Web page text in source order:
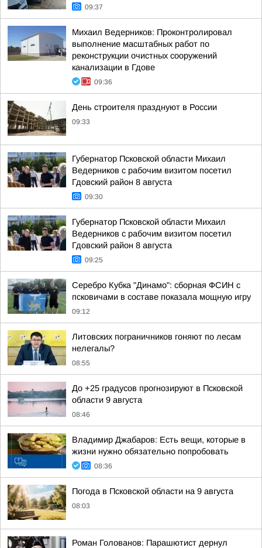
09:37
Михаил Ведерников: Проконтролировал
выполнение масштабных работ по
реконструкции очистных сооружений
канализации в Гдове
09:36
День строителя празднуют в России
09:33
Губернатор Псковской области Михаил
Ведерников с рабочим визитом посетил
Гдовский район 8 августа
09:30
Губернатор Псковской области Михаил
Ведерников с рабочим визитом посетил
Гдовский район 8 августа
09:25
Серебро Кубка "Динамо": сборная ФСИН с
псковичами в составе показала мощную игру
09:12
Литовских пограничников гоняют по лесам
нелегалы?
08:55
До +25 градусов прогнозируют в Псковской
области 9 августа
08:46
Владимир Джабаров: Есть вещи, которые в
жизни нужно обязательно попробовать
08:36
Погода в Псковской области на 9 августа
08:03
Роман Голованов: Парашютист дернул